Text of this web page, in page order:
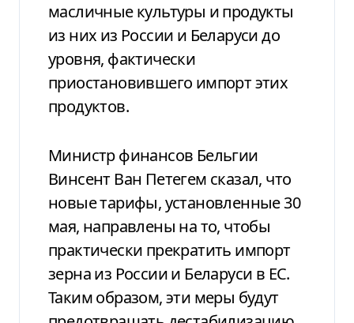
масличные культуры и продукты
из них из России и Беларуси до
уровня, фактически
приостановившего импорт этих
продуктов.
Министр финансов Бельгии
Винсент Ван Петегем сказал, что
новые тарифы, установленные 30
мая, направлены на то, чтобы
практически прекратить импорт
зерна из России и Беларуси в ЕС.
Таким образом, эти меры будут